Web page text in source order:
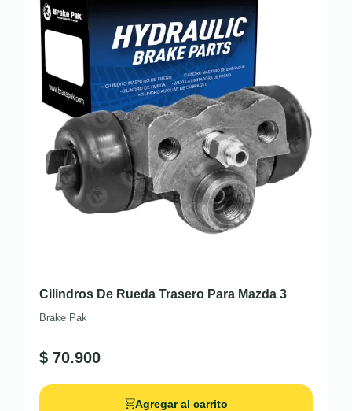
Cilindros De Rueda Trasero Para Mazda 3
Brake Pak
$ 70.900
Agregar al carrito